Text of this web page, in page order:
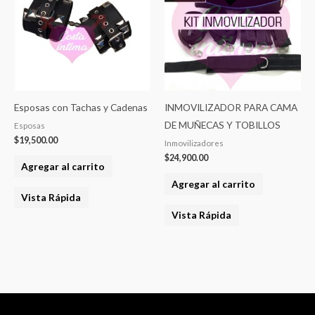
Esposas con Tachas y Cadenas
Esposas
$19,500.00
Agregar al carrito
Vista Rápida
INMOVILIZADOR PARA CAMA
DE MUÑECAS Y TOBILLOS
Inmovilizadores
$24,900.00
Agregar al carrito
Vista Rápida